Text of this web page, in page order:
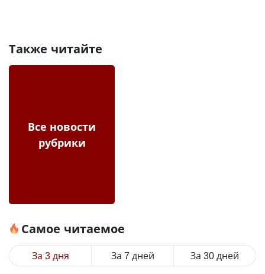
Также читайте
Все новости
рубрики
Самое читаемое
За 3 дня За 7 дней За 30 дней